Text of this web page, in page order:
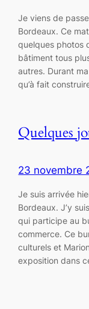
Je viens de
Bordeaux. Ce
quelques photos
bâtiment tous
autres. Durant
qu’à fait
Quelques
23 novembre
Je suis arrivée
Bordeaux. J’y
qui participe au
commerce. Ce
culturels et
exposition dans